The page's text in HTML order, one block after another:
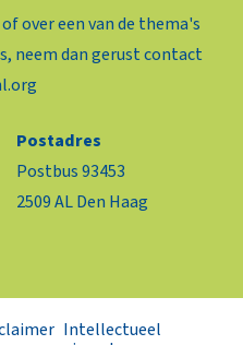
over een van de thema's
neem dan gerust contact
Postadres
Postbus 93453
2509 AL Den Haag
Intellectueel